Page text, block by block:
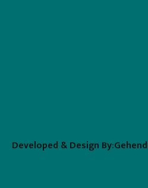
Developed & Design